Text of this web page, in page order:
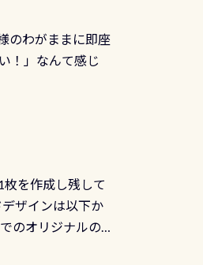
間720名様に
も！ PADIデジタ
ビングでも参加
中性浮力の練習
のわがままに即座
！」なんて感じ
を作成し残して
ザインは以下か
のオリジナルの